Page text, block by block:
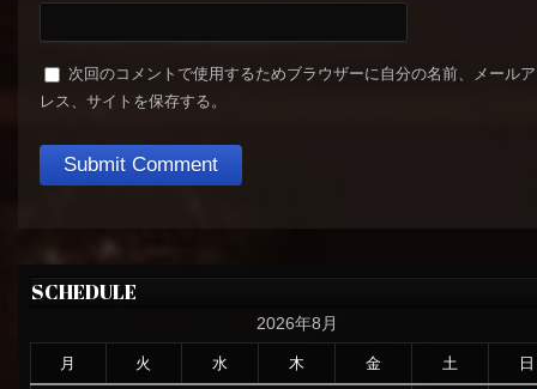
次回のコメントで使用するためブラウザーに自分の名前、メール
レス、サイトを保存する。
SCHEDULE
2026年8月
月 火 水 木 金 土 日